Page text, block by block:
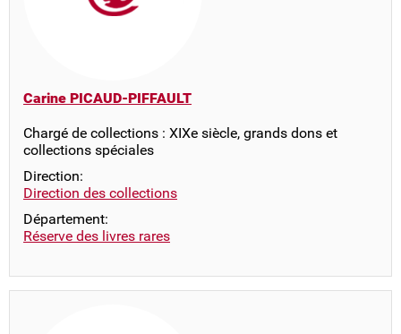
Carine PICAUD-PIFFAULT
Chargé de collections : XIXe siècle, grands dons et
collections spéciales
Direction:
Direction des collections
Département:
Réserve des livres rares